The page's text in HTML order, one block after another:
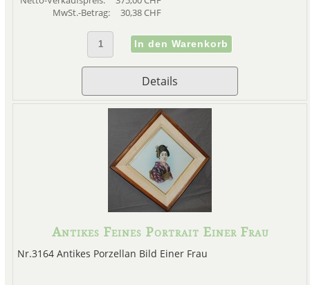
MwSt.-Betrag:
30,38 CHF
Details
Antikes Feines Portrait Einer Frau
Nr.3164 Antikes Porzellan Bild Einer Frau